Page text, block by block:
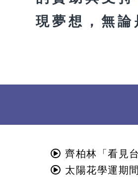
現夢想，無
齊柏林「看見
太陽花學運期